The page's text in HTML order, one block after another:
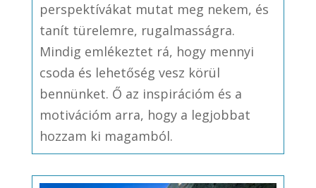
perspektívákat mutat meg nekem, és
tanít türelemre, rugalmasságra.
Mindig emlékeztet rá, hogy mennyi
csoda és lehetőség vesz körül
bennünket. Ő az inspirációm és a
motivációm arra, hogy a legjobbat
hozzam ki magamból.